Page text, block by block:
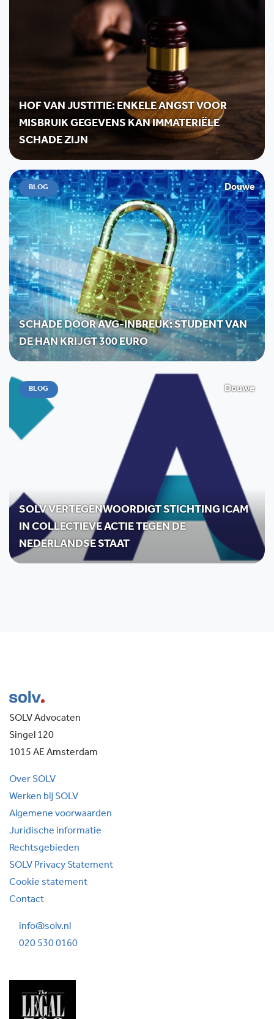
HOF VAN JUSTITIE: ENKELE ANGST VOOR
MISBRUIK GEGEVENS KAN IMMATERIËLE
SCHADE ZIJN
BLOG Douwe
SCHADE DOOR AVG-INBREUK: STUDENT VAN
DE HAN KRIJGT 300 EURO
BLOG Douwe
SOLV VERTEGENWOORDIGT STICHTING ICAM
IN COLLECTIEVE ACTIE TEGEN DE
NEDERLANDSE STAAT
SOLV Advocaten
Singel 120
1015 AE Amsterdam
Over SOLV
Werken bij SOLV
Algemene voorwaarden
Juridische informatie
Rechtsgebieden
SOLV Privacy Statement
Cookie statement
Contact
info@solv.nl
020 530 0160